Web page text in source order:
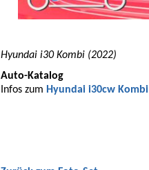
Hyundai i30 Kombi (2022)
Auto-Katalog
Infos zum Hyundai i30cw Kombi